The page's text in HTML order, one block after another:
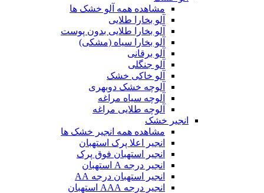
مشاهده همه آلو خشک ها
آلو بخارا طلایی
آلو بخارا طلایی بدون پوست
آلو بخارا سیاه (مشکی)
آلو برقانی
آلو جنگلی
آلو خاکی خشک
آلوچه خشک دوبهری
آلوچه سیاه مراغه
آلوچه طلایی مراغه
انجیر خشک
مشاهده همه انجیر خشک ها
انجیر اعلا پرک استهبان
انجیر استهبان فوق پرک
انجیر درجه A استهبان
انجیر استهبان درجه AA
انجیر درجه AAA استهبان